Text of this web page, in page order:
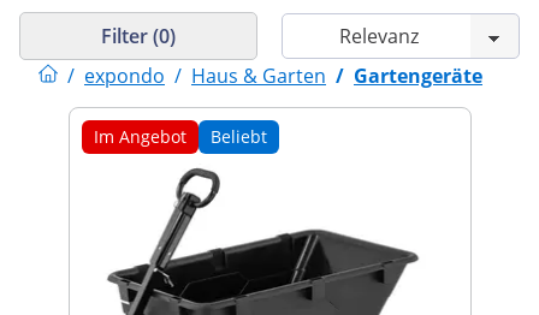
/ expondo / Haus & Garten / Gartengeräte
Filter (0)
Im Angebot Beliebt